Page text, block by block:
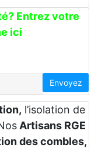
Entrez votre
ici
Envoyez
l’isolation de
Artisans RGE
des combles,